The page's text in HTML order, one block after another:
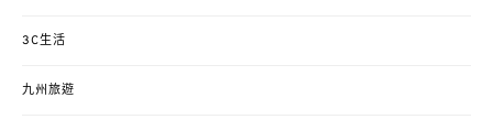
3C生活
九州旅遊